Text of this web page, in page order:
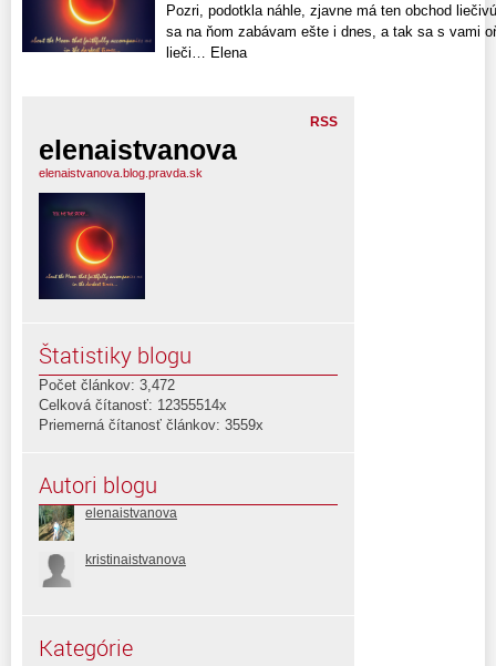
Pozri, podotkla náhle, zjavne má ten obchod
sa na ňom zabávam ešte i dnes, a tak sa s vami
lieči… Elena
RSS
elenaistvanova
elenaistvanova.blog.pravda.sk
Štatistiky blogu
Počet článkov: 3,472
Celková čítanosť: 12355514x
Priemerná čítanosť článkov: 3559x
Autori blogu
elenaistvanova
kristinaistvanova
Kategórie